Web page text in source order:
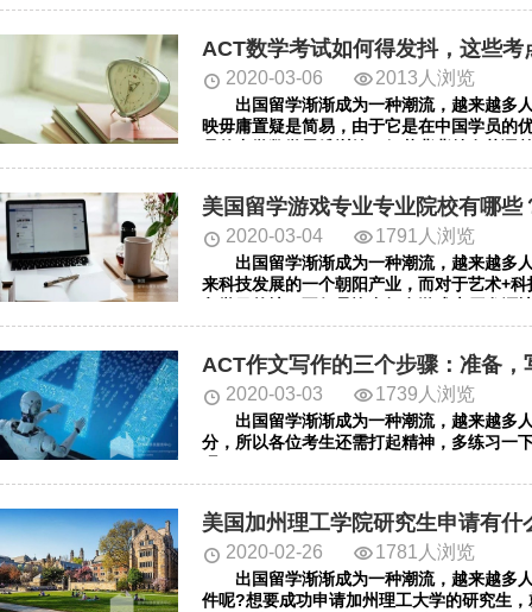
特色越来越受到国内青少年和家长的关注。
ACT数学考试如何得发抖，这些考
2020-03-06 2013人浏览
出国留学渐渐成为一种潮流，越来越多
映毋庸置疑是简易，由于它是在中国学员的
吗?对于绝大多数的中国高中生来说，ACT
美国留学游戏专业专业院校有哪些
2020-03-04 1791人浏览
出国留学渐渐成为一种潮流，越来越多人
来科技发展的一个朝阳产业，而对于艺术+
ACT作文写作的三个步骤：准备，
2020-03-03 1739人浏览
出国留学渐渐成为一种潮流，越来越多人
分，所以各位考生还需打起精神，多练习一
美国加州理工学院研究生申请有什
2020-02-26 1781人浏览
出国留学渐渐成为一种潮流，越来越多人
件呢?想要成功申请加州理工大学的研究生